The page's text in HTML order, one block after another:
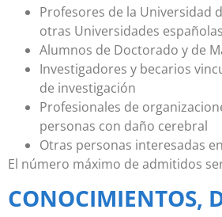
Profesores de la Universidad
otras Universidades
Alumnos de Doctorado y de
Investigadores y becarios
de investigación
Profesionales de
personas con daño cerebral
Otras personas interesadas
El número máximo de admitidos
CONOCIMIENTOS,